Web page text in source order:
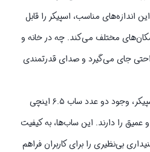
اندازه‌های مناسب، اسپیکر را قابل
مختلف می‌کند. چه در خانه و
جای می‌گیرد و صدای قدرتمندی
یکی از ویژگی‌های برجسته این اسپیکر، وجود دو عدد ساب ۶.۵ اینچی
را دارند. این ساب‌ها، به کیفیت
بی‌نظیری را برای کاربران فراهم